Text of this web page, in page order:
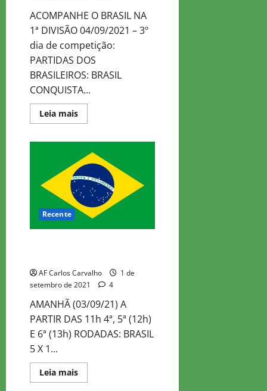
ACOMPANHE O BRASIL NA
1ª DIVISÃO 04/09/2021 – 3º
dia de competição:
PARTIDAS DOS
BRASILEIROS: BRASIL
CONQUISTA...
Leia maisRead
more
NA
OLIMPÍADA!!!
Recente
AF Carlos Carvalho
1 de
setembro de 2021
4
AMANHÃ (03/09/21) A
PARTIR DAS 11h 4ª, 5ª (12h)
E 6ª (13h) RODADAS: BRASIL
5 X 1...
Leia maisRead
more